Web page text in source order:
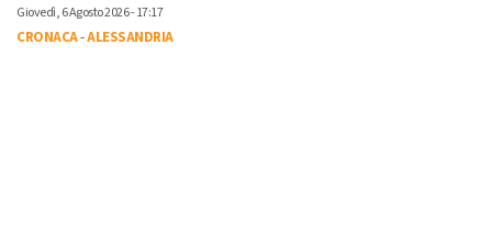
Giovedì, 6 Agosto 2026 - 17:17
CRONACA-ALESSANDRIA